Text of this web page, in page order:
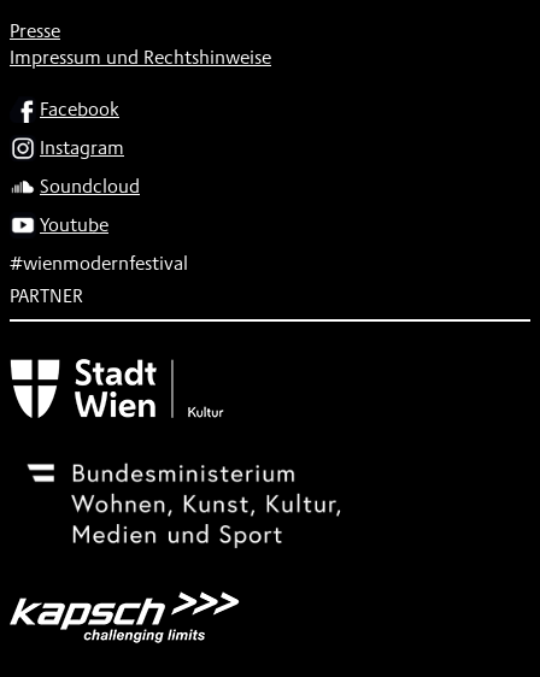
Presse
Impressum und Rechtshinweise
SOCIALFacebook
Instagram
Soundcloud
Youtube
#wienmodernfestival
PARTNER
Subventionsgeber